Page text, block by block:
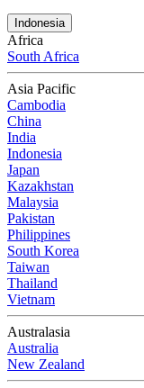
Indonesia
Africa
South Africa
Asia Pacific
Cambodia
China
India
Indonesia
Japan
Kazakhstan
Malaysia
Pakistan
Philippines
South Korea
Taiwan
Thailand
Vietnam
Australasia
Australia
New Zealand